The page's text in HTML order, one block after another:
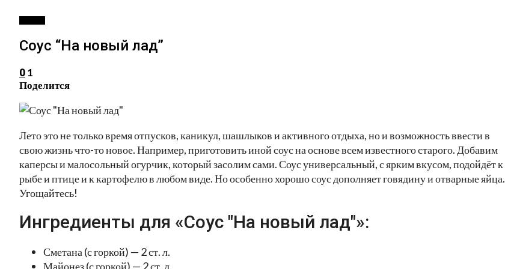
Соус “На новый лад”
0 1
Поделится
Лето это не только время отпусков, каникул, шашлыков и активного отдыха, но и возможность ввести в
свою жизнь что-то новое. Например, приготовить иной соус на основе всем известного старого. Добавим
каперсы и малосольный огурчик, который засолим сами. Соус универсальный, с ярким вкусом, подойдёт к
рыбе и птице и к картофелю в любом виде. Но особенно хорошо соус дополняет говядину и отварные яйца.
Угощайтесь!
Ингредиенты для «Соус "На новый лад"»:
Сметана (с горкой) — 2 ст. л.
Майонез (с горкой) — 2 ст. л.